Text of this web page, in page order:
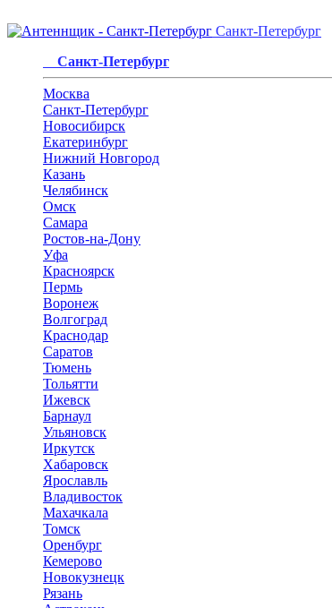
Санкт-Петербург
Санкт-Петербург
Москва
Санкт-Петербург
Новосибирск
Екатеринбург
Нижний Новгород
Казань
Челябинск
Омск
Самара
Ростов-на-Дону
Уфа
Красноярск
Пермь
Воронеж
Волгоград
Краснодар
Саратов
Тюмень
Тольятти
Ижевск
Барнаул
Ульяновск
Иркутск
Хабаровск
Ярославль
Владивосток
Махачкала
Томск
Оренбург
Кемерово
Новокузнецк
Рязань